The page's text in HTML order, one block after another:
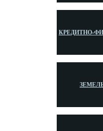
КРЕДИТНО-